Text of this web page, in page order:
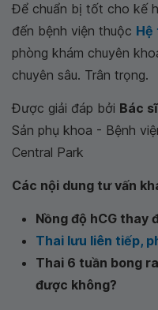
Để chuẩn bị tốt cho kế
đến bệnh viện thuộc Hệ
phòng khám chuyên
chuyên sâu. Trân trọng.
Được giải đáp bởi Bác
Sản phụ khoa - Bệnh
Central Park
Các nội dung tư vấn
Nồng độ hCG thay
Thai lưu liên tiếp,
Thai 6 tuần bong
được không?